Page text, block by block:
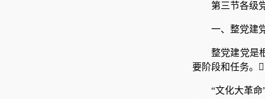
第三节各级
一、整党建
整党建党是
要阶段和任务。
“文化大革